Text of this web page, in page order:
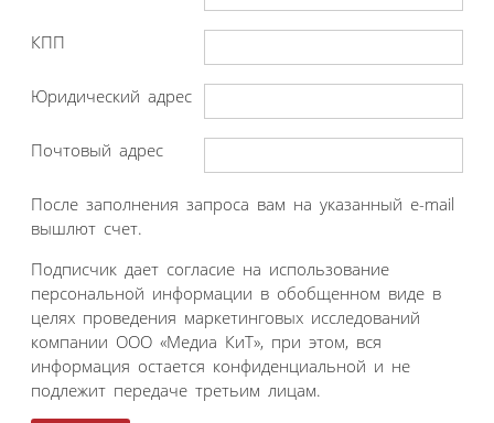
КПП
Юридический адрес
Почтовый адрес
После заполнения запроса вам на указанный e-mail
вышлют счет.
Подписчик дает согласие на использование
персональной информации в обобщенном виде в
целях проведения маркетинговых исследований
компании ООО «Медиа КиТ», при этом, вся
информация остается конфиденциальной и не
подлежит передаче третьим лицам.